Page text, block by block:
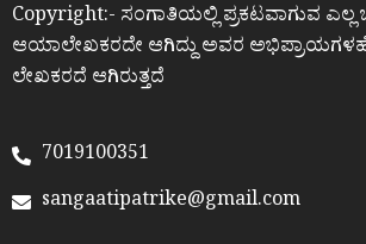
Copyright:- ಸಂಗಾತಿಯಲ್ಲಿ ಪ್ರಕಟವಾಗುವ ಎಲ್ಲ
ಆಯಾಲೇಖಕರದೇ ಆಗಿದ್ದು ಅವರ
ಲೇಖಕರದೆ ಆಗಿರುತ್ತದೆ
7019100351
sangaatipatrike@gmail.com